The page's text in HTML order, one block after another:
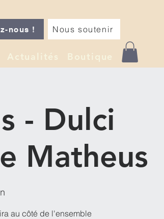
nous ! Nous soutenir
Actualités Boutique
- Dulci
Matheus
au côté de l'ensemble